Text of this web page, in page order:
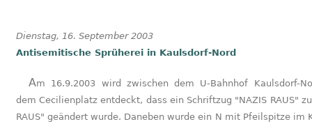
Dienstag, 16. September 2003
Antisemitische Sprüherei in Kaulsdorf-Nord
Am 16.9.2003 wird zwischen dem U-Bahnhof Kaulsdorf-Nord und
dem Cecilienplatz entdeckt, dass ein Schriftzug "NAZIS RAUS"
RAUS" geändert wurde. Daneben wurde ein N mit Pfeilspitze im